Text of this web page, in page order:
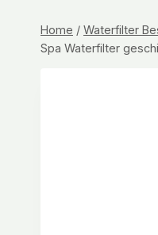
Home / Waterfilter
Spa Waterfilter